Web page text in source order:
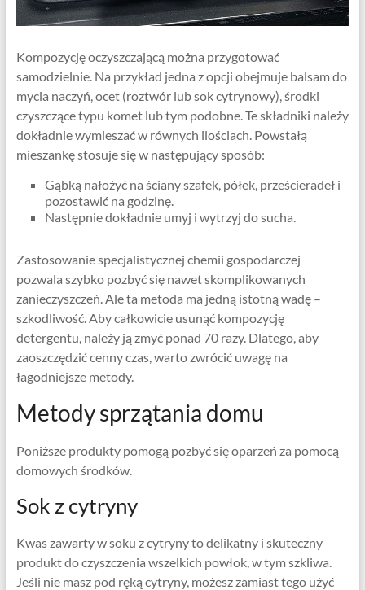
Kompozycję oczyszczającą można przygotować
samodzielnie. Na przykład jedna z opcji obejmuje balsam do
mycia naczyń, ocet (roztwór lub sok cytrynowy), środki
czyszczące typu komet lub tym podobne. Te składniki należy
dokładnie wymieszać w równych ilościach. Powstałą
mieszankę stosuje się w następujący sposób:
Gąbką nałożyć na ściany szafek, półek, prześcieradeł i
pozostawić na godzinę.
Następnie dokładnie umyj i wytrzyj do sucha.
Zastosowanie specjalistycznej chemii gospodarczej
pozwala szybko pozbyć się nawet skomplikowanych
zanieczyszczeń. Ale ta metoda ma jedną istotną wadę –
szkodliwość. Aby całkowicie usunąć kompozycję
detergentu, należy ją zmyć ponad 70 razy. Dlatego, aby
zaoszczędzić cenny czas, warto zwrócić uwagę na
łagodniejsze metody.
Metody sprzątania domu
Poniższe produkty pomogą pozbyć się oparzeń za pomocą
domowych środków.
Sok z cytryny
Kwas zawarty w soku z cytryny to delikatny i skuteczny
produkt do czyszczenia wszelkich powłok, w tym szkliwa.
Jeśli nie masz pod ręką cytryny, możesz zamiast tego użyć